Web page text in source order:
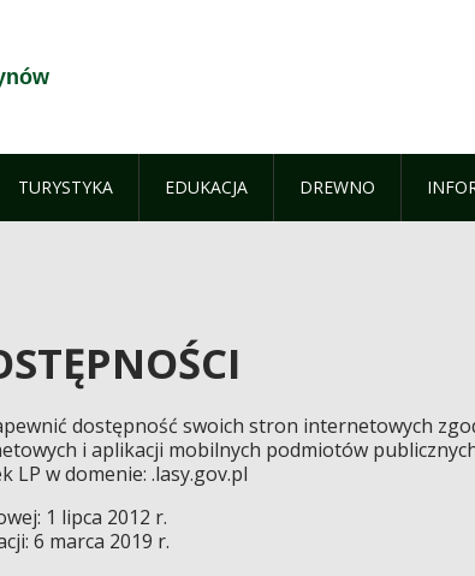
TURYSTYKA EDUKACJA DREWNO
dostępność swoich stron internetowych
i aplikacji mobilnych podmiotów
w domenie: .lasy.gov.pl
1 lipca 2012 r.
6 marca 2019 r.